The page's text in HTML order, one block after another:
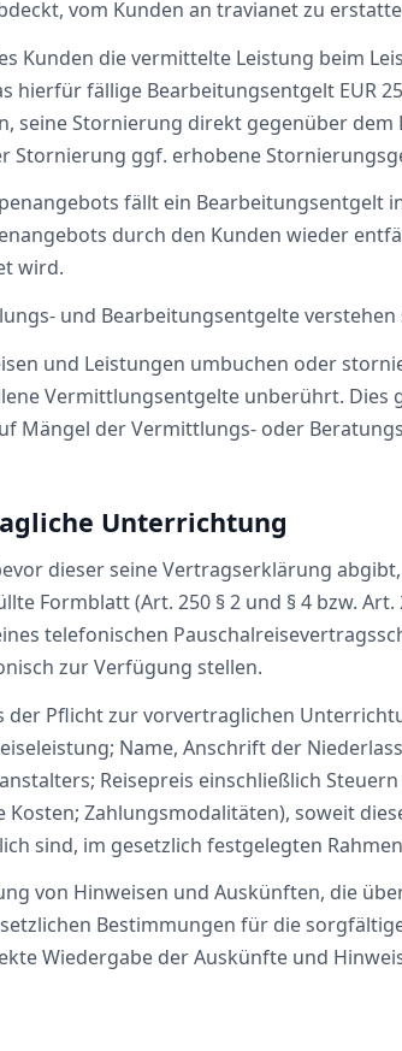
vom Kunden an travianet zu
Kunden die vermittelte Leistung beim
hierfür fällige Bearbeitungsentgelt EUR
seine Stornierung direkt gegenüber
Stornierung ggf. erhobene
fällt ein Bearbeitungsentgelt
durch den Kunden wieder
wird.
und Bearbeitungsentgelte verstehen
und Leistungen umbuchen oder
Vermittlungsentgelte unberührt. Dies
Mängel der Vermittlungs- oder
Unterrichtung
dieser seine Vertragserklärung
Formblatt (Art. 250 § 2 und § 4 bzw. Art.
telefonischen
zur Verfügung stellen.
der Pflicht zur vorvertraglichen
Name, Anschrift der
Reisepreis einschließlich
Kosten; Zahlungsmodalitäten), soweit
sind, im gesetzlich festgelegten
von Hinweisen und Auskünften, die
Bestimmungen für die
Wiedergabe der Auskünfte und